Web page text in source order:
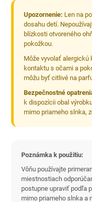
Upozornenie: Len na
dosahu detí.
blízkosti otvoreného
pokožkou.
Môže vyvolať alergickú
kontaktu s očami a
môžu byť citlivé na
Bezpečnostné
k dispozícii obal
mimo priameho slnka,
Poznámka k použitiu:
Vôňu používajte
miestnostiach
postupne upraviť podľa
mimo priameho slnka a